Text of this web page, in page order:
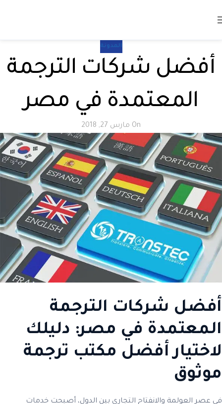
المدونة
أفضل شركات الترجمة
المعتمدة في مصر
On مارس 27, 2018
أفضل شركات الترجمة
المعتمدة في مصر: دليلك
لاختيار أفضل مكتب ترجمة
موثوق
في عصر العولمة والانفتاح التجاري بين الدول، أصبحت خدمات